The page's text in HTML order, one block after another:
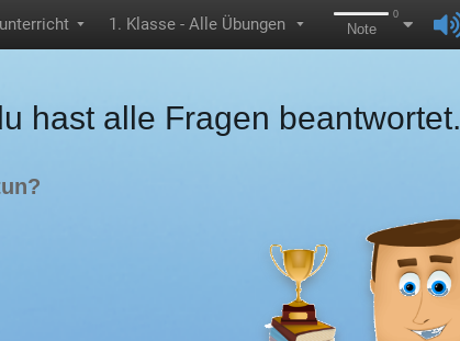
▼ 1. Klasse - Alle Übungen ▼
0
Note
hast alle Fragen beantwortet.